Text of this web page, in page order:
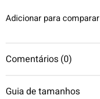
Adicionar para comparar
Comentários (0)
Guia de tamanhos